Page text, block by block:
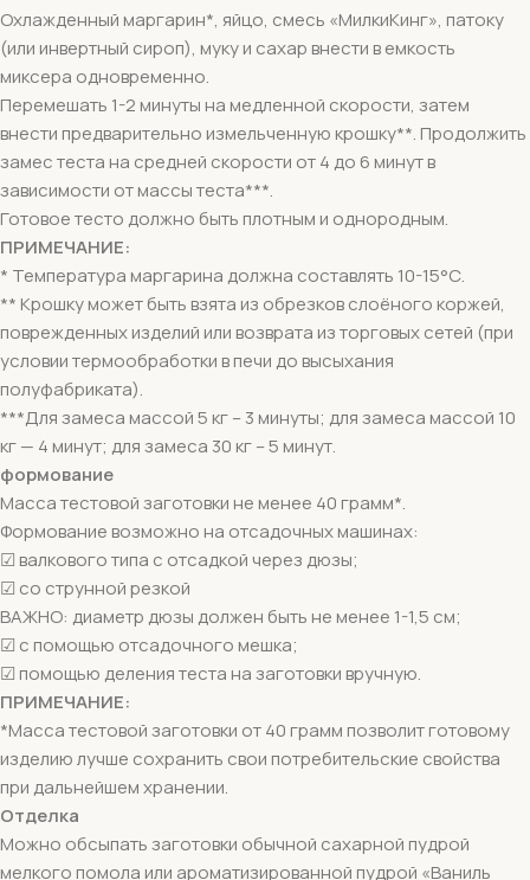
Охлажденный маргарин*, яйцо, смесь «МилкиКинг», патоку
(или инвертный сироп), муку и сахар внести в емкость
миксера одновременно.
Перемешать 1-2 минуты на медленной скорости, затем
внести предварительно измельченную крошку**. Продолжить
замес теста на средней скорости от 4 до 6 минут в
зависимости от массы теста***.
Готовое тесто должно быть плотным и однородным.
ПРИМЕЧАНИЕ:
* Температура маргарина должна составлять 10-15°С.
** Крошку может быть взята из обрезков слоёного коржей,
поврежденных изделий или возврата из торговых сетей (при
условии термообработки в печи до высыхания
полуфабриката).
***Для замеса массой 5 кг – 3 минуты; для замеса массой 10
кг — 4 минут; для замеса 30 кг – 5 минут.
формование
Масса тестовой заготовки не менее 40 грамм*.
Формование возможно на отсадочных машинах:
☑ валкового типа с отсадкой через дюзы;
☑ со струнной резкой
ВАЖНО: диаметр дюзы должен быть не менее 1-1,5 см;
☑ с помощью отсадочного мешка;
☑ помощью деления теста на заготовки вручную.
ПРИМЕЧАНИЕ:
*Масса тестовой заготовки от 40 грамм позволит готовому
изделию лучше сохранить свои потребительские свойства
при дальнейшем хранении.
Отделка
Можно обсыпать заготовки обычной сахарной пудрой
мелкого помола или ароматизированной пудрой «Ваниль